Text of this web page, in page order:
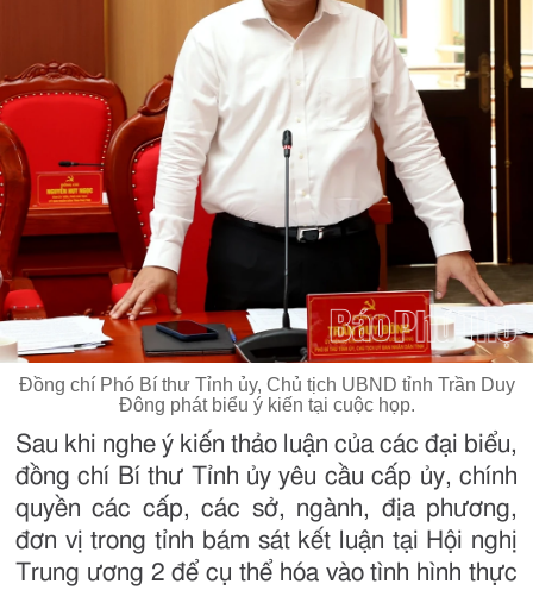
Đồng chí Phó Bí thư Tỉnh ủy, Chủ tịch UBND tỉnh Trần Duy
Đông phát biểu ý kiến tại cuộc họp.
Sau khi nghe ý kiến thảo luận của các đại biểu,
đồng chí Bí thư Tỉnh ủy yêu cầu cấp ủy, chính
quyền các cấp, các sở, ngành, địa phương,
đơn vị trong tỉnh bám sát kết luận tại Hội nghị
Trung ương 2 để cụ thể hóa vào tình hình thực